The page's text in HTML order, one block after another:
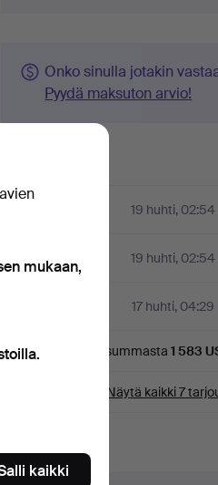
Onko sinulla jotakin
Pyydä maksuton arvio!
19 huhti, 02:54
A 19 huhti, 02:54
17 huhti, 04:29
summasta 1 583
Näytä kaikki 7
Lisätiedot
mukaan,
kaikki